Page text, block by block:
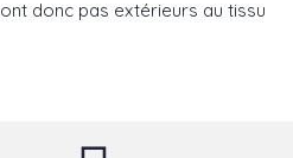
donc pas extérieurs au tissu